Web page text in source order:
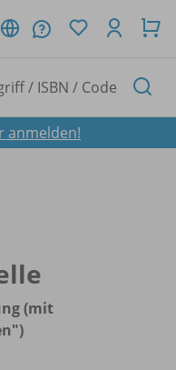
anmelden!
(mit